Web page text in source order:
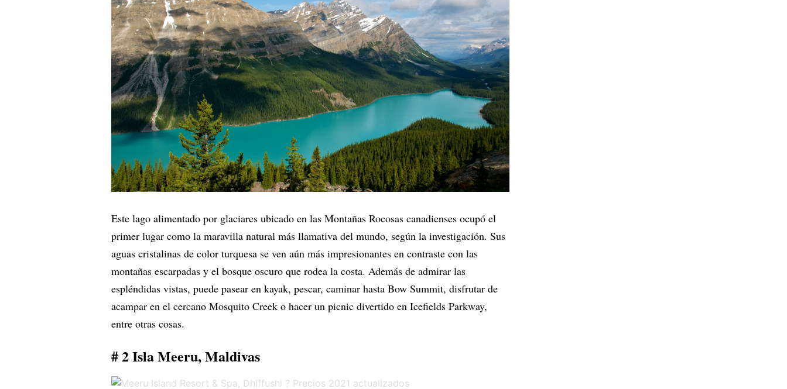
Este lago alimentado por glaciares ubicado en las Montañas Rocosas canadienses ocupó el
primer lugar como la maravilla natural más llamativa del mundo, según la investigación. Sus
aguas cristalinas de color turquesa se ven aún más impresionantes en contraste con las
montañas escarpadas y el bosque oscuro que rodea la costa. Además de admirar las
espléndidas vistas, puede pasear en kayak, pescar, caminar hasta Bow Summit, disfrutar de
acampar en el cercano Mosquito Creek o hacer un picnic divertido en Icefields Parkway,
entre otras cosas.
# 2 Isla Meeru, Maldivas